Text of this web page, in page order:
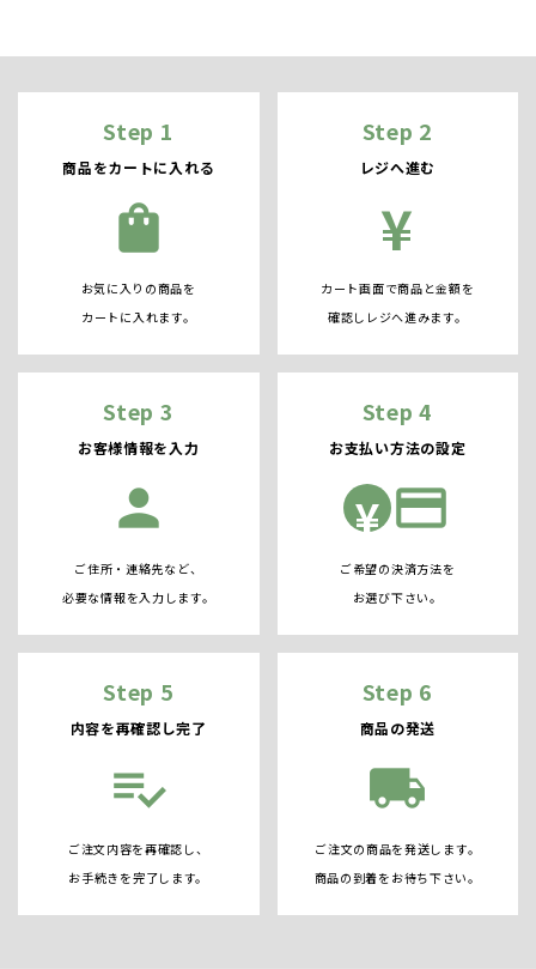
Step 1
商品をカートに入れる
shopping_bag
お気に入りの商品を
カートに入れます。
Step 2
レジへ進む
¥
カート画面で商品と金額を
確認しレジへ進みます。
Step 3
お客様情報を入力
person
ご住所・連絡先など、
必要な情報を入力します。
Step 4
お支払い方法の設定
¥ credit_card
ご希望の決済方法を
お選び下さい。
Step 5
内容を再確認し完了
playlist_add_check
ご注文内容を再確認し、
お手続きを完了します。
Step 6
商品の発送
local_shipping
ご注文の商品を発送します。
商品の到着をお待ち下さい。